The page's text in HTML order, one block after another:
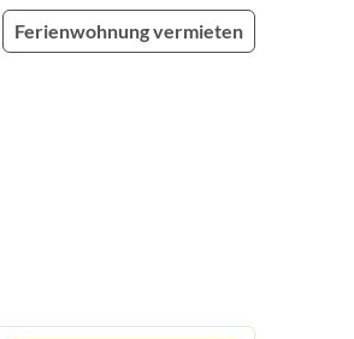
Ferienwohnung vermieten